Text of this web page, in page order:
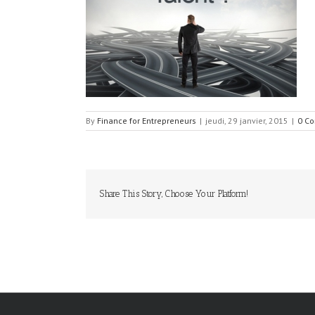
By Finance for Entrepreneurs | jeudi, 29 janvier, 2015 | 0
Share This Story, Choose Your Platform!